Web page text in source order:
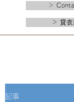
＞
＞ 貸
記事